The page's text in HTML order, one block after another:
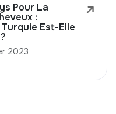
Pour La
:
Est-Elle
2023